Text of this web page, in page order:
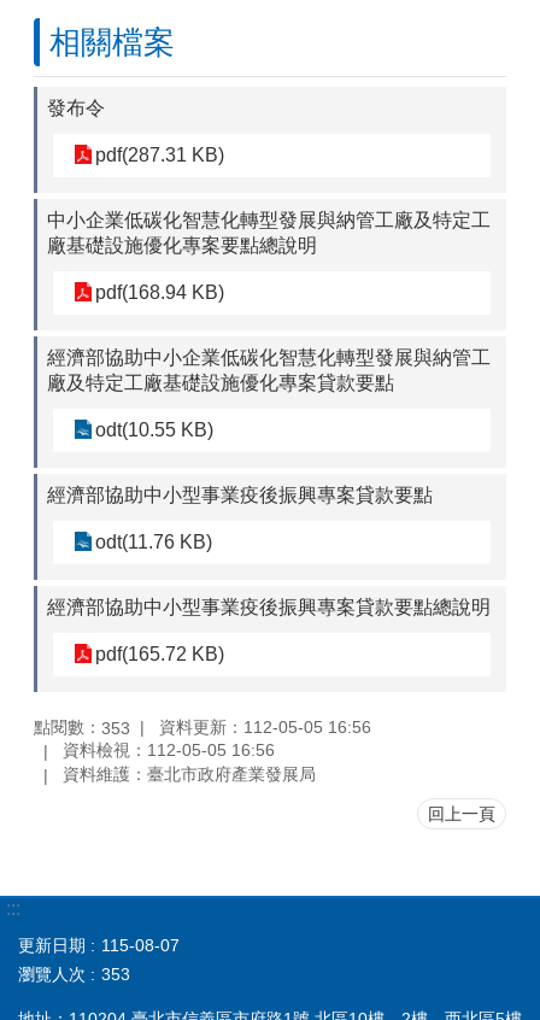
相關檔案
發布令
pdf(287.31 KB)
中小企業低碳化智慧化轉型發展與納管工廠及特定工
廠基礎設施優化專案要點總說明
pdf(168.94 KB)
經濟部協助中小企業低碳化智慧化轉型發展與納管工
廠及特定工廠基礎設施優化專案貸款要點
odt(10.55 KB)
經濟部協助中小型事業疫後振興專案貸款要點
odt(11.76 KB)
經濟部協助中小型事業疫後振興專案貸款要點總說明
pdf(165.72 KB)
點閱數： 353
資料更新：112-05-05 16:56
資料檢視：112-05-05 16:56
資料維護：臺北市政府產業發展局
回上一頁
:::
更新日期
115-08-07
瀏覽人次
353